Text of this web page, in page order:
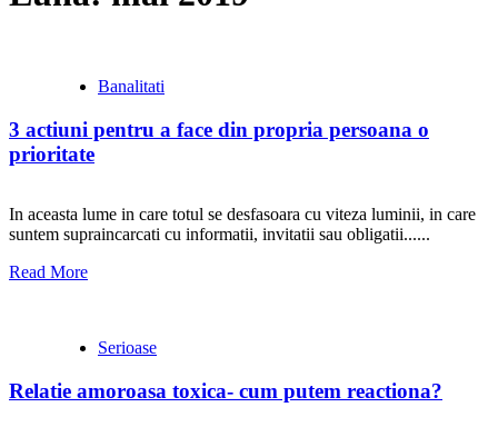
Banalitati
3 actiuni pentru a face din propria persoana o
prioritate
In aceasta lume in care totul se desfasoara cu viteza luminii, in care
suntem supraincarcati cu informatii, invitatii sau obligatii......
Read More
Serioase
Relatie amoroasa toxica- cum putem reactiona?